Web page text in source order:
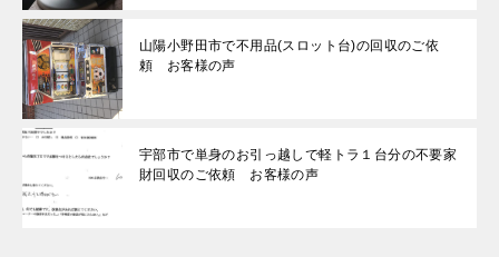
山陽小野田市で不用品(スロット台)の回収のご依
頼 お客様の声
宇部市で単身のお引っ越しで軽トラ１台分の不要家
財回収のご依頼 お客様の声